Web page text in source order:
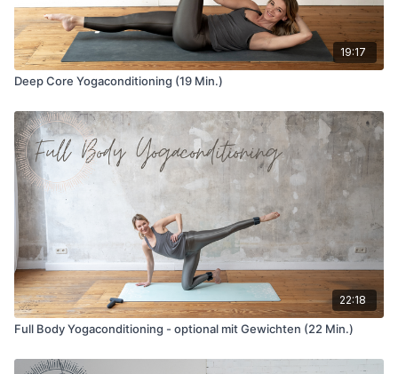
19:17
Deep Core Yogaconditioning (19 Min.)
22:18
Full Body Yogaconditioning - optional mit Gewichten (22 Min.)